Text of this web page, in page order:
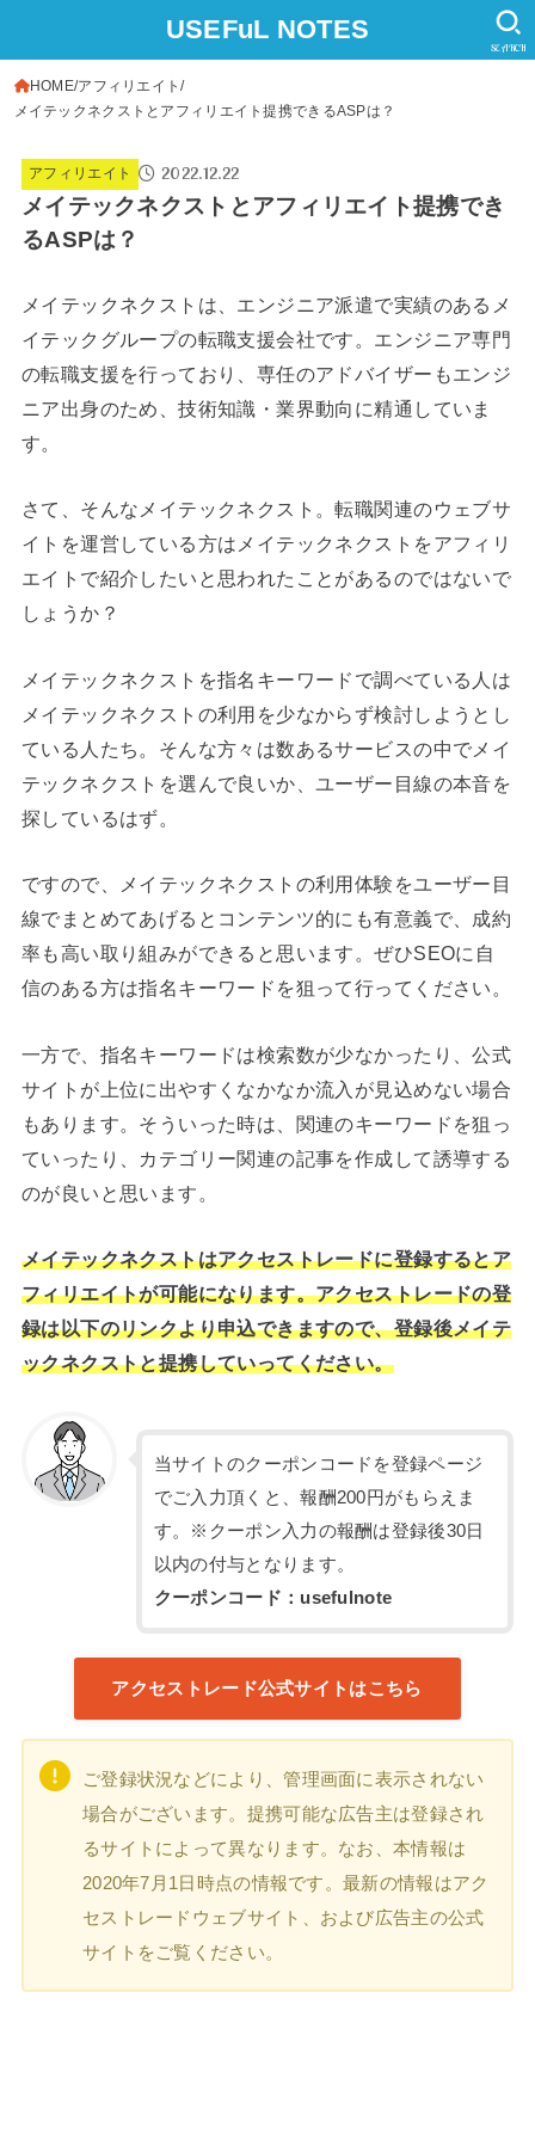
USEFuL NOTES
SEARCH
HOME アフィリエイト
メイテックネクストとアフィリエイト提携できるASPは？
アフィリエイト 2022.12.22
メイテックネクストとアフィリエイト提携でき
るASPは？
メイテックネクストは、エンジニア派遣で実績のあるメ
イテックグループの転職支援会社です。エンジニア専門
の転職支援を行っており、専任のアドバイザーもエンジ
ニア出身のため、技術知識・業界動向に精通していま
す。
さて、そんなメイテックネクスト。転職関連のウェブサ
イトを運営している方はメイテックネクストをアフィリ
エイトで紹介したいと思われたことがあるのではないで
しょうか？
メイテックネクストを指名キーワードで調べている人は
メイテックネクストの利用を少なからず検討しようとし
ている人たち。そんな方々は数あるサービスの中でメイ
テックネクストを選んで良いか、ユーザー目線の本音を
探しているはず。
ですので、メイテックネクストの利用体験をユーザー目
線でまとめてあげるとコンテンツ的にも有意義で、成約
率も高い取り組みができると思います。ぜひSEOに自
信のある方は指名キーワードを狙って行ってください。
一方で、指名キーワードは検索数が少なかったり、公式
サイトが上位に出やすくなかなか流入が見込めない場合
もあります。そういった時は、関連のキーワードを狙っ
ていったり、カテゴリー関連の記事を作成して誘導する
のが良いと思います。
メイテックネクストはアクセストレードに登録するとア
フィリエイトが可能になります。アクセストレードの登
録は以下のリンクより申込できますので、登録後メイテ
ックネクストと提携していってください。
当サイトのクーポンコードを登録ページ
でご入力頂くと、報酬200円がもらえま
す。※クーポン入力の報酬は登録後30日
以内の付与となります。
クーポンコード：usefulnote
アクセストレード公式サイトはこちら
ご登録状況などにより、管理画面に表示されない
場合がございます。提携可能な広告主は登録され
るサイトによって異なります。なお、本情報は
2020年7月1日時点の情報です。最新の情報はアク
セストレードウェブサイト、および広告主の公式
サイトをご覧ください。